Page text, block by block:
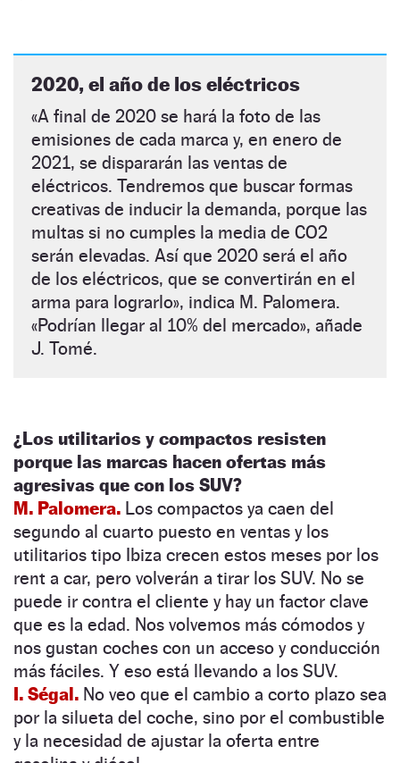
2020, el año de los eléctricos
«A final de 2020 se hará la foto de las
emisiones de cada marca y, en enero de
2021, se dispararán las ventas de
eléctricos. Tendremos que buscar formas
creativas de inducir la demanda, porque las
multas si no cumples la media de CO2
serán elevadas. Así que 2020 será el año
de los eléctricos, que se convertirán en el
arma para lograrlo», indica M. Palomera.
«Podrían llegar al 10% del mercado», añade
J. Tomé.
¿Los utilitarios y compactos resisten
porque las marcas hacen ofertas más
agresivas que con los SUV?
M. Palomera. Los compactos ya caen del
segundo al cuarto puesto en ventas y los
utilitarios tipo Ibiza crecen estos meses por los
rent a car, pero volverán a tirar los SUV. No se
puede ir contra el cliente y hay un factor clave
que es la edad. Nos volvemos más cómodos y
nos gustan coches con un acceso y conducción
más fáciles. Y eso está llevando a los SUV.
I. Ségal. No veo que el cambio a corto plazo sea
por la silueta del coche, sino por el combustible
y la necesidad de ajustar la oferta entre